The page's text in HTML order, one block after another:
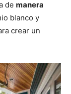
de manera
blanco y
crear un